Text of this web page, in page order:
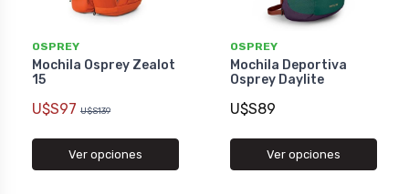
OSPREY
Mochila Osprey Zealot
15
U$S97 U$S139
Ver opciones
OSPREY
Mochila Deportiva
Osprey Daylite
U$S89
Ver opciones